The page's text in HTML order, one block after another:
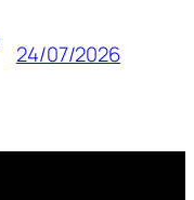
24/07/2026